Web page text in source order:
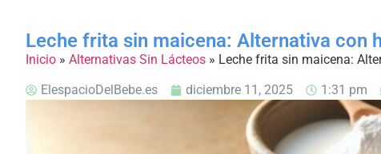
Leche frita sin maicena: Alternativa con
Inicio » Alternativas Sin Lácteos » Leche frita sin maicena:
ElespacioDelBebe.es diciembre 11, 2025 1:31 pm